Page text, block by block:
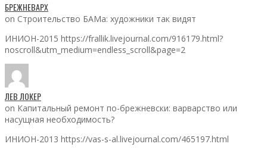
БРЕЖНЕВАРХ
on Строительство БАМа: художники так видят
ИНИОН-2015 https://frallik.livejournal.com/916179.html?
noscroll&utm_medium=endless_scroll&page=2
ЛЕВ ЛОКЕР
on Капитальный ремонт по-брежневски: варварство или
насущная необходимость?
ИНИОН-2013 https://vas-s-al.livejournal.com/465197.html